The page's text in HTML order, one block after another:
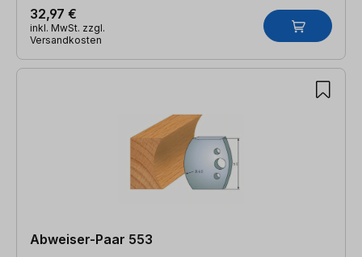
32,97 €
inkl. MwSt. zzgl.
Versandkosten
Abweiser-Paar 553